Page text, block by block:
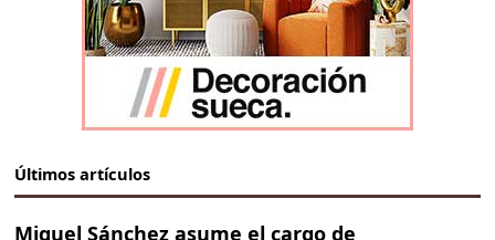
Últimos artículos
Miguel Sánchez asume el cargo de